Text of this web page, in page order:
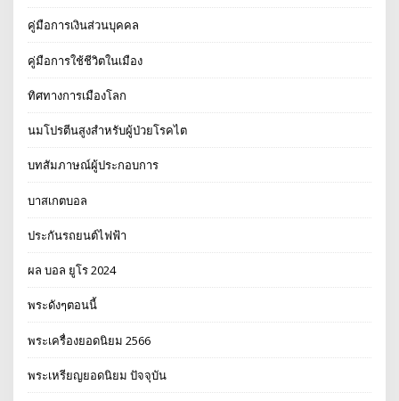
คู่มือการเงินส่วนบุคคล
คู่มือการใช้ชีวิตในเมือง
ทิศทางการเมืองโลก
นมโปรตีนสูงสำหรับผู้ป่วยโรคไต
บทสัมภาษณ์ผู้ประกอบการ
บาสเกตบอล
ประกันรถยนต์ไฟฟ้า
ผล บอล ยูโร 2024
พระดังๆตอนนี้
พระเครื่องยอดนิยม 2566
พระเหรียญยอดนิยม ปัจจุบัน